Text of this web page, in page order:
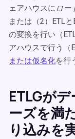
ェアハウスに ロー
または（2）ETL
の変換を行い（
アハウスで行う（
または仮名化を行
ETLGが
ーズを満
り込みを